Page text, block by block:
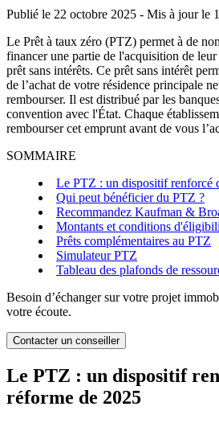
Publié le 22 octobre 2025 - Mis à jour le
Le Prêt à taux zéro (PTZ) permet à de
financer une partie de l'acquisition de
prêt sans intérêts. Ce prêt sans intérêt
de l’achat de votre résidence principale
rembourser. Il est distribué par les
convention avec l'État. Chaque
rembourser cet emprunt avant de vous
SOMMAIRE
Le PTZ : un dispositif renforcé
Qui peut bénéficier du PTZ ?
Recommandez Kaufman &
Montants et conditions
Prêts complémentaires au PTZ
Simulateur PTZ
Tableau des plafonds de
Besoin d’échanger sur votre projet
votre écoute.
Contacter un conseiller
Le PTZ : un dispositif
réforme de 2025